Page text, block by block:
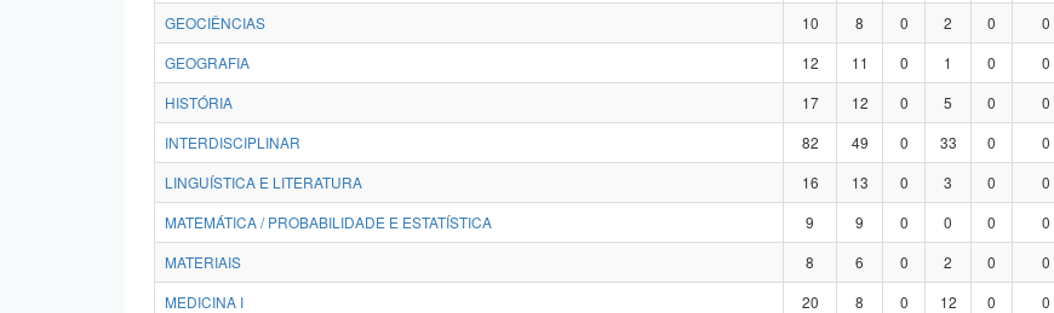
GEOCIÊNCIAS
10 8 0 2 0 0
GEOGRAFIA
12 11 0 1 0 0
HISTÓRIA
17 12 0 5 0 0
INTERDISCIPLINAR
82 49 0 33 0 0
LINGUÍSTICA E LITERATURA
16 13 0 3 0 0
MATEMÁTICA / PROBABILIDADE E ESTATÍSTICA
9 9 0 0 0 0
MATERIAIS
8 6 0 2 0 0
MEDICINA I
20 8 0 12 0 0